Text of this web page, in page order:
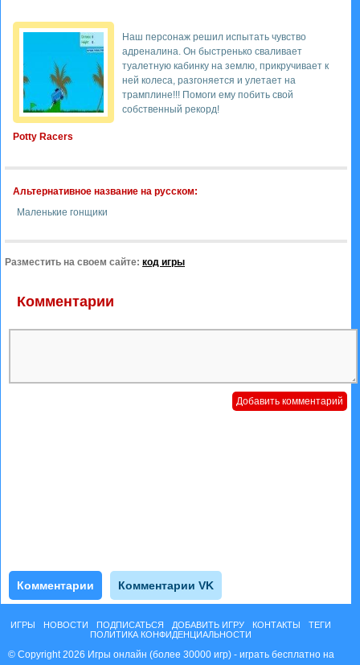
Potty Racers
Наш персонаж решил испытать чувство
адреналина. Он быстренько сваливает
туалетную кабинку на землю, прикручивает к
ней колеса, разгоняется и улетает на
трамплине!!! Помоги ему побить свой
собственный рекорд!
Альтернативное название на русском:
Маленькие гонщики
Разместить на своем сайте: код игры
Комментарии
Комментарии Комментарии VK
ИГРЫ НОВОСТИ ПОДПИСАТЬСЯ ДОБАВИТЬ ИГРУ КОНТАКТЫ
ТЕГИ
ПОЛИТИКА КОНФИДЕНЦИАЛЬНОСТИ
© Copyright 2026 Игры онлайн (более 30000 игр) - играть бесплатно на